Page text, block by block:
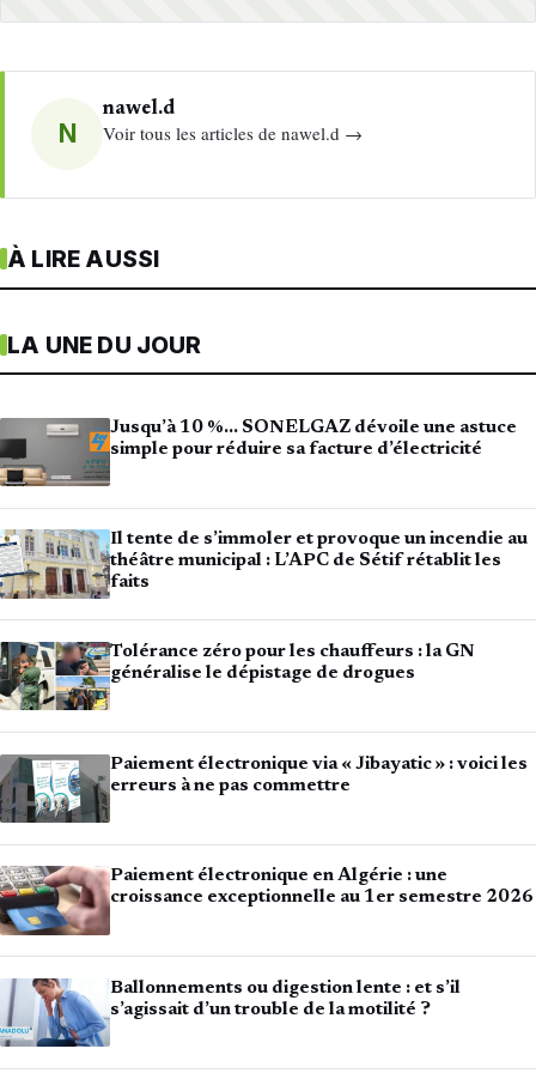
N
nawel.d
Voir tous les articles de nawel.d →
À LIRE AUSSI
LA UNE DU JOUR
Jusqu’à 10 %… SONELGAZ dévoile une astuce
simple pour réduire sa facture d’électricité
Il tente de s’immoler et provoque un incendie au
théâtre municipal : L’APC de Sétif rétablit les
faits
Tolérance zéro pour les chauffeurs : la GN
généralise le dépistage de drogues
Paiement électronique via « Jibayatic » : voici les
erreurs à ne pas commettre
Paiement électronique en Algérie : une
croissance exceptionnelle au 1er semestre 2026
Ballonnements ou digestion lente : et s’il
s’agissait d’un trouble de la motilité ?